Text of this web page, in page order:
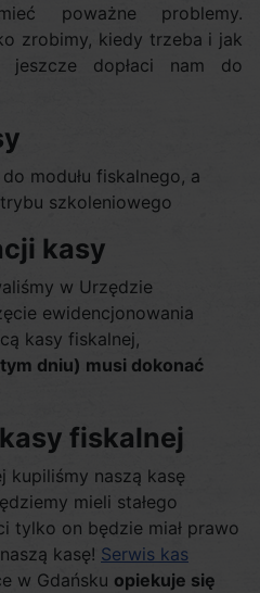
poważne problemy.
zrobimy, kiedy trzeba i jak
jeszcze dopłaci nam do
modułu fiskalnego, a
szkoleniowego
kasy
w Urzędzie
ewidencjonowania
kasy fiskalnej,
dniu) musi dokonać
fiskalnej
kupiliśmy naszą kasę
mieli stałego
tylko on będzie miał prawo
kasę! Serwis kas
w Gdańsku opiekuje się